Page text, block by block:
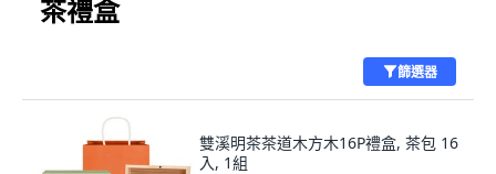
茶禮盒
篩選器
雙溪明茶茶道木方木16P禮盒, 茶包 16
入, 1組